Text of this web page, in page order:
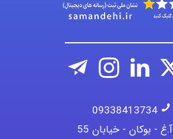
09338413734
آ.غ - بوکان - خیابان 55